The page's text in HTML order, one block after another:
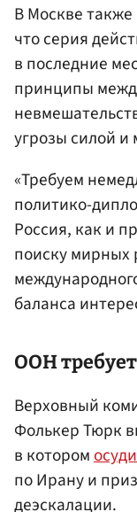
В Москве
что серия
в последние
принципы
угрозы силой и
«Требуем
политико-
Россия, как и
поиску мирных
баланса
ООН
Верховный
Фолькер Тюрк
в котором
по Ирану и
деэскалации.